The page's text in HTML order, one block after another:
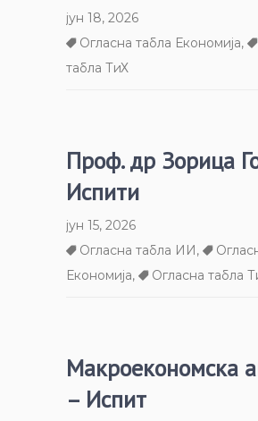
јун 18, 2026
Огласна табла Економија,
табла ТиХ
Проф. др Зорица
Испити
јун 15, 2026
Огласна табла ИИ,
Економија, Огласна табла
Макроекономска
– Испит